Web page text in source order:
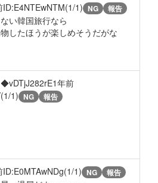
ID:E4NTEwNTM(1/1) NG 報告
い韓国旅行なら
したほうが楽しめそうだがな
1年前
1) NG 報告
ID:E0MTAwNDg(1/1) NG 報告